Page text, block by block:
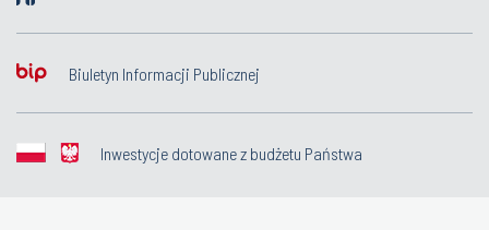
Biuletyn Informacji Publicznej
Inwestycje dotowane z budżetu Państwa